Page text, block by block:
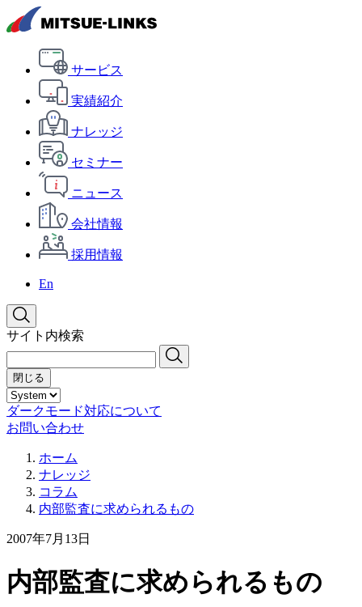
サービス
実績紹介
ナレッジ
セミナー
ニュース
会社情報
採用情報
En
サイト内検索
閉じる
ダークモード対応について
お問い合わせ
ホーム
ナレッジ
コラム
内部監査に求められるもの
2007年7月13日
内部監査に求められるもの